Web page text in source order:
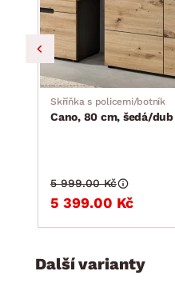
rozměry: 80×45×37 cm
šatní panel s háčky: 3
šatní panel s tyčí: 1 x
Skříňka s policemi/botník
Cano, 80 cm, šedá/
5 399.00 Kč
5 999.00 Kč
Další varianty